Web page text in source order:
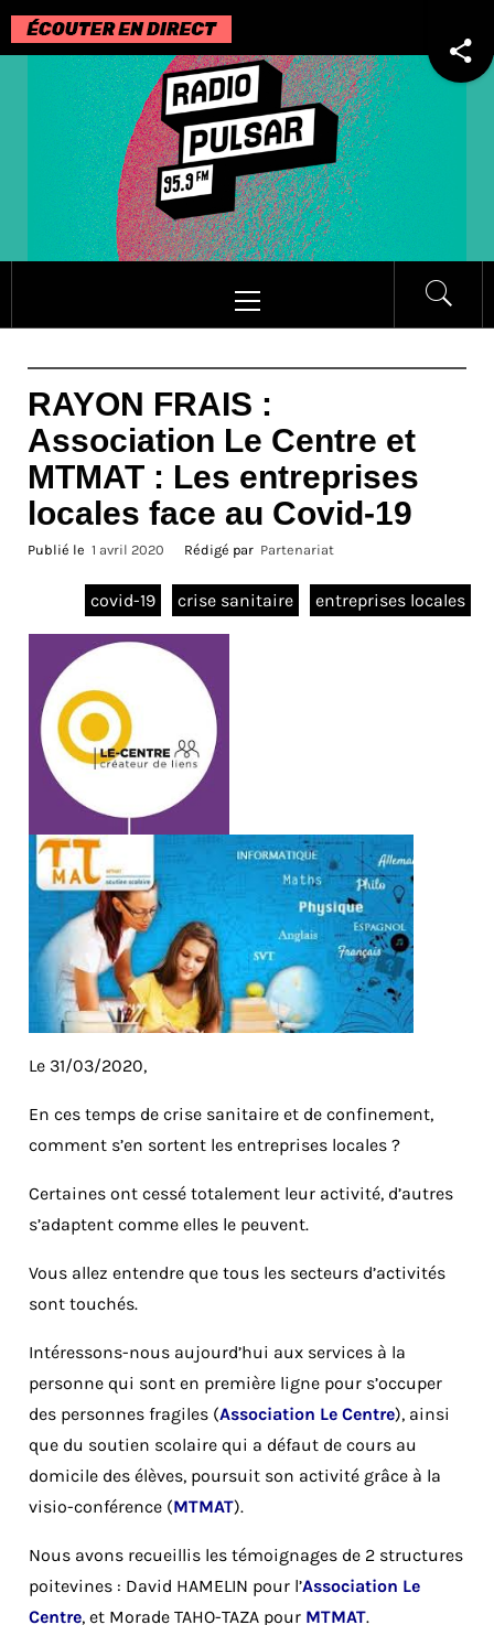
Passer
au
contenu
principal
RAYON FRAIS :
Association Le Centre et
MTMAT : Les entreprises
locales face au Covid-19
Publié le 1 avril 2020 Rédigé par Partenariat
covid-19 crise sanitaire entreprises locales
Le 31/03/2020,
En ces temps de crise sanitaire et de confinement,
comment s’en sortent les entreprises locales ?
Certaines ont cessé totalement leur activité, d’autres
s’adaptent comme elles le peuvent.
Vous allez entendre que tous les secteurs d’activités
sont touchés.
Intéressons-nous aujourd’hui aux services à la
personne qui sont en première ligne pour s’occuper
des personnes fragiles (Association Le Centre), ainsi
que du soutien scolaire qui a défaut de cours au
domicile des élèves, poursuit son activité grâce à la
visio-conférence (MTMAT).
Nous avons recueillis les témoignages de 2 structures
poitevines : David HAMELIN pour l’Association Le
Centre, et Morade TAHO-TAZA pour MTMAT.